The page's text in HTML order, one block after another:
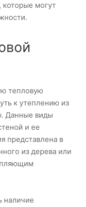
могут
тепловую
к утеплению из
Данные виды
и ее
представлена в
из дерева или
наличие